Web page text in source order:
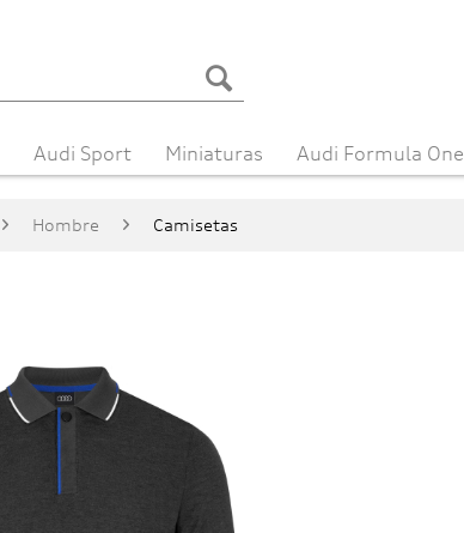
Audi Sport Miniaturas Audi Formula One
Hombre Camisetas